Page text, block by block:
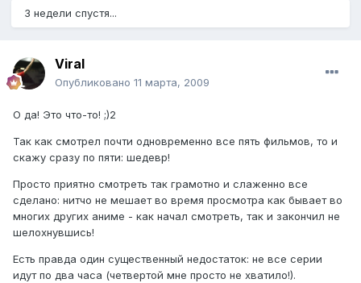
3 недели спустя...
Viral
Опубликовано 11 марта, 2009
О да! Это что-то! ;)2
Так как смотрел почти одновременно все пять фильмов, то и
скажу сразу по пяти: шедевр!
Просто приятно смотреть так грамотно и слаженно все
сделано: нитчо не мешает во время просмотра как бывает во
многих других аниме - как начал смотреть, так и закончил не
шелохнувшись!
Есть правда один существенный недостаток: не все серии
идут по два часа (четвертой мне просто не хватило!).